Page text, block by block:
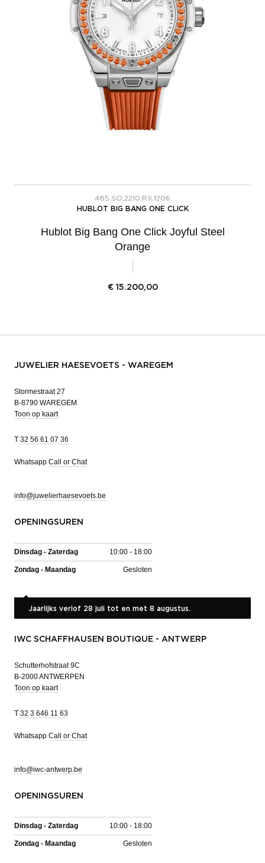
485.SO.2210.RX.1206
HUBLOT BIG BANG ONE CLICK
Hublot Big Bang One Click Joyful Steel
Orange
€ 15.200,00
JUWELIER HAESEVOETS - WAREGEM
Stormestraat 27
B-8790 WAREGEM
Toon op kaart
T 32 56 61 07 36
Whatsapp Call or Chat
info@juwelierhaesevoets.be
OPENINGSUREN
Dinsdag - Zaterdag 10:00 - 18:00
Zondag - Maandag Gesloten
Jaarlijks verlof 28 juli tot en met 8 augustus.
IWC SCHAFFHAUSEN BOUTIQUE - ANTWERP
Schutterhofstraat 9C
B-2000 ANTWERPEN
Toon op kaart
T 32 3 646 11 63
Whatsapp Call or Chat
info@iwc-antwerp.be
OPENINGSUREN
Dinsdag - Zaterdag 10:00 - 18:00
Zondag - Maandag Gesloten